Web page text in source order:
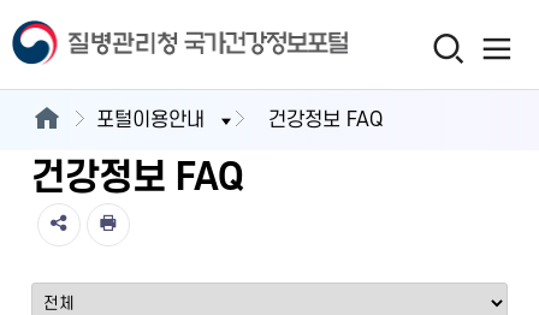
포털이용안내 건강정보 FAQ
건강정보 FAQ